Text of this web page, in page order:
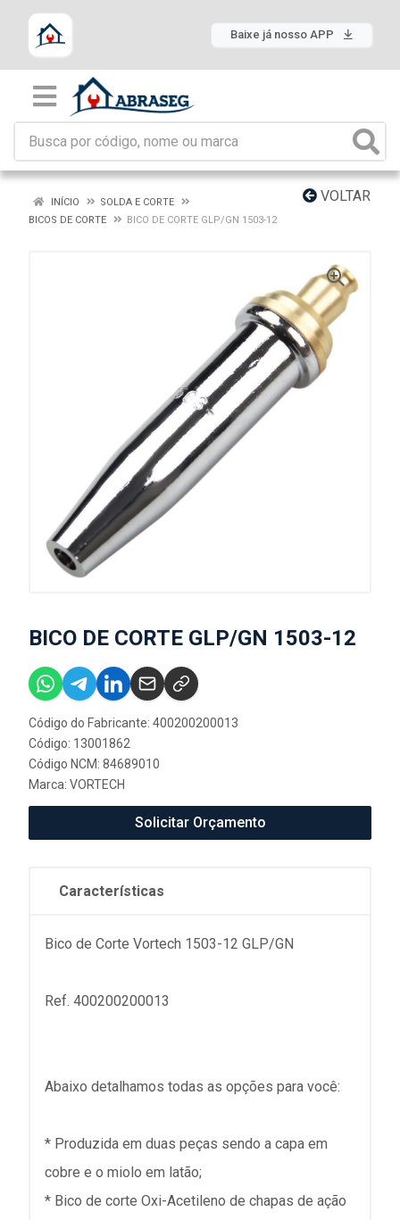
Baixe já nosso APP
VOLTAR
INÍCIO
SOLDA E CORTE
BICOS DE CORTE
BICO DE CORTE GLP/GN 1503-12
BICO DE CORTE GLP/GN 1503-12
Código do Fabricante: 400200200013
Código: 13001862
Código NCM: 84689010
Marca: VORTECH
Solicitar Orçamento
Características
Bico de Corte Vortech 1503-12 GLP/GN
Ref. 400200200013
Abaixo detalhamos todas as opções para você:
* Produzida em duas peças sendo a capa em
cobre e o miolo em latão;
* Bico de corte Oxi-Acetileno de chapas de ação